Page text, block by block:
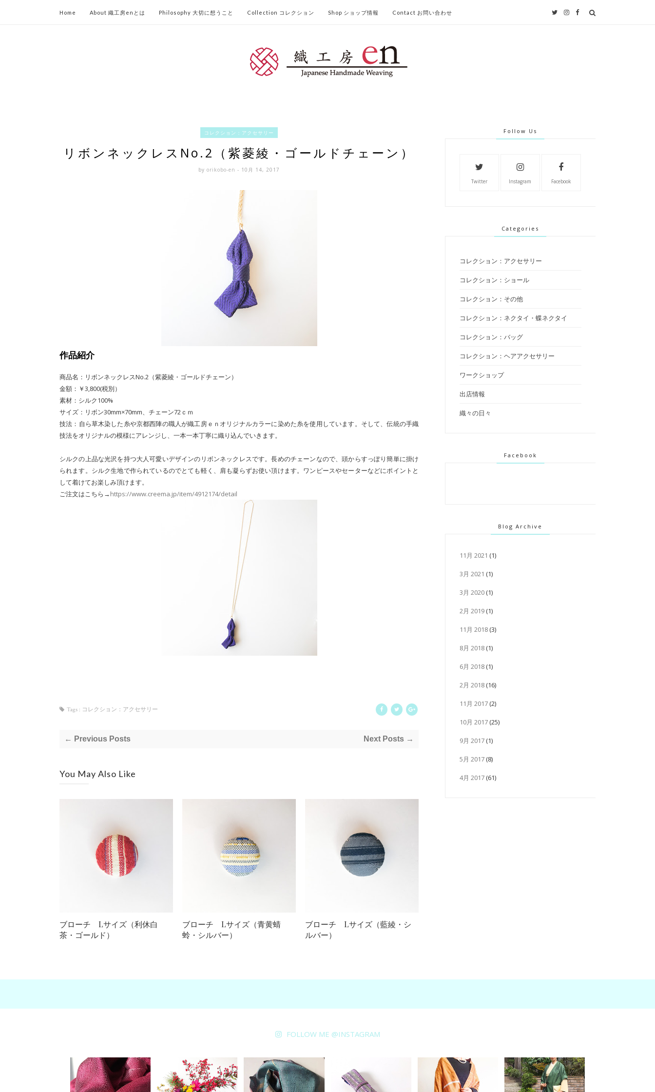
Home About 織工房enとは Philosophy 大切に想うこと Collection コレクション Shop ショップ情報 Contact お問い合わせ
コレクション：アクセサリー
リボンネックレスNo.2（紫菱綾・ゴールドチェーン）
by orikobo-en - 10月 14, 2017
作品紹介
商品名：リボンネックレスNo.2（紫菱綾・ゴールドチェーン）
金額：￥3,800(税別）
素材：シルク100%
サイズ：リボン30mm×70mm、チェーン72ｃｍ
技法： 自ら草木染した糸や京都西陣の職人が織工房ｅｎオリジナルカラーに染めた糸を使用しています。 そして、伝統の手織
技法をオリジナルの模様にアレンジし、一本一本丁寧に織り込んでいきます。
シルクの上品な光沢を持つ大人可愛いデザインのリボンネックレスです。長めのチェーンなので、頭からすっぽり簡単に掛け
られます。シルク生地で作られているのでとても軽く、肩も凝らずお使い頂けます。ワンピースやセーターなどにポイントと
して着けてお楽しみ頂けます。
ご注文はこちら→https://www.creema.jp/item/4912174/detail
Tags : コレクション：アクセサリー
← Previous Posts Next Posts →
You May Also Like
ブローチ Lサイズ（利休白
茶・ゴールド）
ブローチ Lサイズ（青黄蜻
蛉・シルバー）
ブローチ Lサイズ（藍綾・シ
ルバー）
Follow Us
Twitter Instagram Facebook
Categories
コレクション：アクセサリー
コレクション：ショール
コレクション：その他
コレクション：ネクタイ・蝶ネクタイ
コレクション：バッグ
コレクション：ヘアアクセサリー
ワークショップ
出店情報
織々の日々
Facebook
Blog Archive
11月 2021 (1)
3月 2021 (1)
3月 2020(1)
2月 2019(1)
11月 2018(3)
8月 2018(1)
6月 2018(1)
2月 2018(16)
11月 2017(2)
10月 2017(25)
9月 2017(1)
5月 2017(8)
4月 2017(61)
FOLLOW ME @INSTAGRAM